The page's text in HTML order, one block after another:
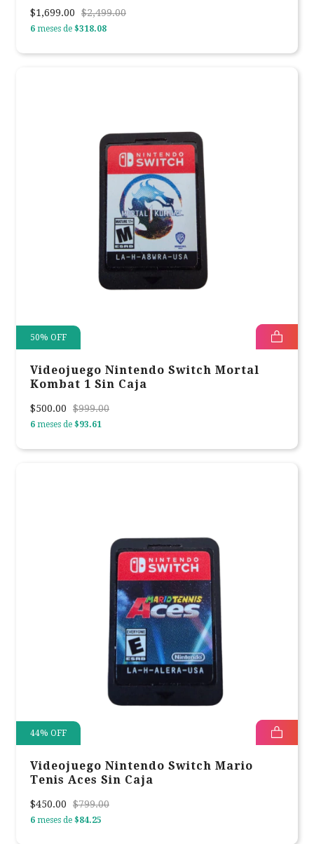
$1,699.00 $2,499.00
6 meses de $318.08
50% OFF
Videojuego Nintendo Switch Mortal
Kombat 1 Sin Caja
$500.00 $999.00
6 meses de $93.61
44% OFF
Videojuego Nintendo Switch Mario
Tenis Aces Sin Caja
$450.00 $799.00
6 meses de $84.25